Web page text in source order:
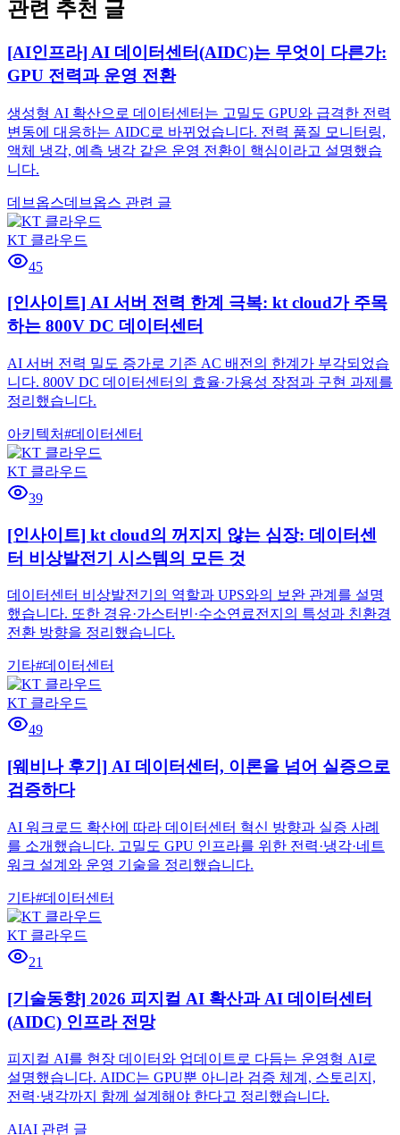
관련 추천 글
[AI인프라] AI 데이터센터(AIDC)는 무엇이 다른가:
GPU 전력과 운영 전환
생성형 AI 확산으로 데이터센터는 고밀도 GPU와 급격한 전력
변동에 대응하는 AIDC로 바뀌었습니다. 전력 품질 모니터링,
액체 냉각, 예측 냉각 같은 운영 전환이 핵심이라고 설명했습
니다.
데브옵스데브옵스 관련 글
KT 클라우드
45
[인사이트] AI 서버 전력 한계 극복: kt cloud가 주목
하는 800V DC 데이터센터
AI 서버 전력 밀도 증가로 기존 AC 배전의 한계가 부각되었습
니다. 800V DC 데이터센터의 효율·가용성 장점과 구현 과제를
정리했습니다.
아키텍처#데이터센터
KT 클라우드
39
[인사이트] kt cloud의 꺼지지 않는 심장: 데이터센
터 비상발전기 시스템의 모든 것
데이터센터 비상발전기의 역할과 UPS와의 보완 관계를 설명
했습니다. 또한 경유·가스터빈·수소연료전지의 특성과 친환경
전환 방향을 정리했습니다.
기타#데이터센터
KT 클라우드
49
[웨비나 후기] AI 데이터센터, 이론을 넘어 실증으로
검증하다
AI 워크로드 확산에 따라 데이터센터 혁신 방향과 실증 사례
를 소개했습니다. 고밀도 GPU 인프라를 위한 전력·냉각·네트
워크 설계와 운영 기술을 정리했습니다.
기타#데이터센터
KT 클라우드
21
[기술동향] 2026 피지컬 AI 확산과 AI 데이터센터
(AIDC) 인프라 전망
피지컬 AI를 현장 데이터와 업데이트로 다듬는 운영형 AI로
설명했습니다. AIDC는 GPU뿐 아니라 검증 체계, 스토리지,
전력·냉각까지 함께 설계해야 한다고 정리했습니다.
AIAI 관련 글